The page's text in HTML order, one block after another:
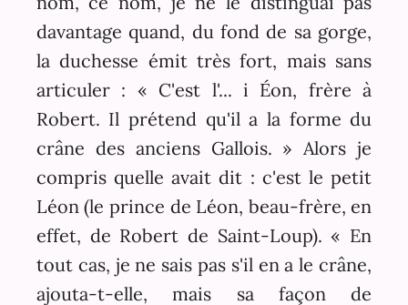
davantage quand, du fond de sa gorge,
la duchesse émit très fort, mais sans
articuler : « C'est l'... i Éon, frère à
Robert. Il prétend qu'il a la forme du
crâne des anciens Gallois. » Alors je
compris quelle avait dit : c'est le petit
Léon (le prince de Léon, beau-frère, en
effet, de Robert de Saint-Loup). « En
tout cas, je ne sais pas s'il en a le crâne,
ajouta-t-elle, mais sa façon de